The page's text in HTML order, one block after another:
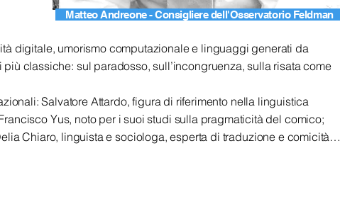
Matteo Andreone - Consigliere dell'Osservatorio Feldman
digitale, umorismo computazionale e linguaggi generati da
classiche: sul paradosso, sull’incongruenza, sulla risata come
Salvatore Attardo, figura di riferimento nella linguistica
Yus, noto per i suoi studi sulla pragmaticità del comico;
Chiaro, linguista e sociologa, esperta di traduzione e comicità…